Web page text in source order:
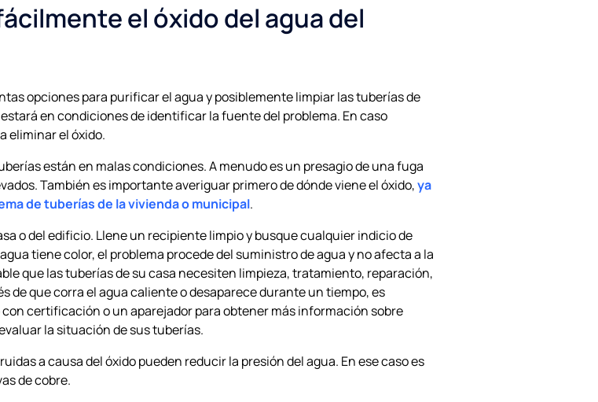
el óxido del agua del
opciones para purificar el agua y posiblemente limpiar las tuberías de
en condiciones de identificar la fuente del problema. En caso
eliminar el óxido.
están en malas condiciones. A menudo es un presagio de una fuga
También es importante averiguar primero de dónde viene el óxido,ya
de tuberías de la vivienda o municipal.
o del edificio. Llene un recipiente limpio y busque cualquier indicio de
tiene color, el problema procede del suministro de agua y no afecta a la
que las tuberías de su casa necesiten limpieza, tratamiento, reparación,
de que corra el agua caliente o desaparece durante un tiempo, es
certificación o un aparejador para obtener más información sobre
la situación de sus tuberías.
a causa del óxido pueden reducir la presión del agua. En ese caso es
de cobre.